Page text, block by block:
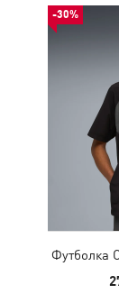
-30%
Футболка